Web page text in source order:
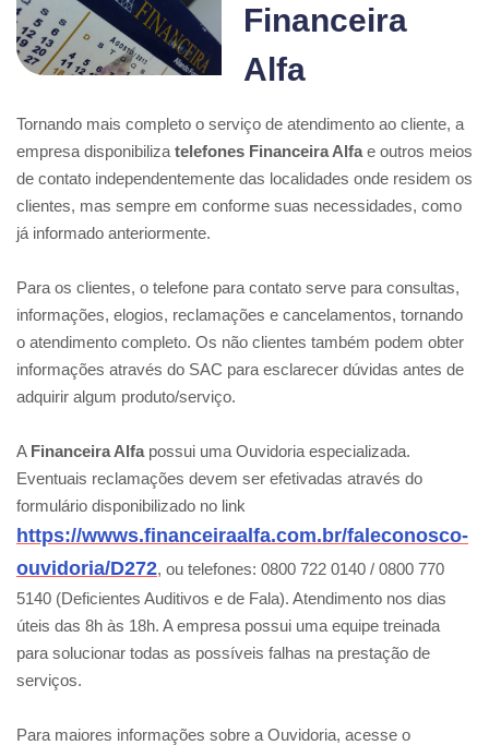
Financeira
Alfa
Tornando mais completo o serviço de atendimento ao cliente, a
empresa disponibiliza telefones Financeira Alfae outros meios
de contato independentemente das localidades onde residem os
clientes, mas sempre em conforme suas necessidades, como
já informado anteriormente.
Para os clientes, o telefone para contato serve para consultas,
informações, elogios, reclamações e cancelamentos, tornando
o atendimento completo. Os não clientes também podem obter
informações através do SAC para esclarecer dúvidas antes de
adquirir algum produto/serviço.
A Financeira Alfapossui uma Ouvidoria especializada.
Eventuais reclamações devem ser efetivadas através do
formulário disponibilizado no link
https://wwws.financeiraalfa.com.br/faleconosco-
ouvidoria/D272, ou telefones: 0800 722 0140 / 0800 770
5140 (Deficientes Auditivos e de Fala). Atendimento nos dias
úteis das 8h às 18h. A empresa possui uma equipe treinada
para solucionar todas as possíveis falhas na prestação de
serviços.
Para maiores informações sobre a Ouvidoria, acesse o